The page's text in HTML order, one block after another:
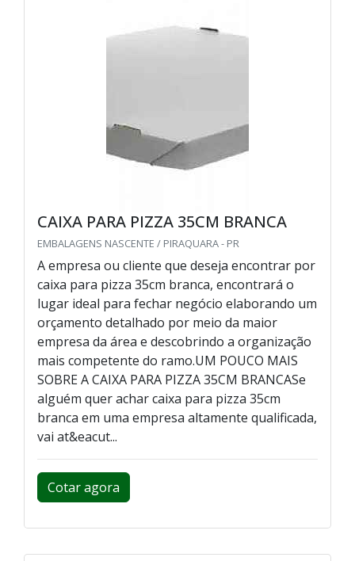
CAIXA PARA PIZZA 35CM BRANCA
EMBALAGENS NASCENTE / PIRAQUARA - PR
A empresa ou cliente que deseja encontrar por
caixa para pizza 35cm branca, encontrará o
lugar ideal para fechar negócio elaborando um
orçamento detalhado por meio da maior
empresa da área e descobrindo a organização
mais competente do ramo.UM POUCO MAIS
SOBRE A CAIXA PARA PIZZA 35CM BRANCASe
alguém quer achar caixa para pizza 35cm
branca em uma empresa altamente qualificada,
vai at&eacut...
Cotar agora